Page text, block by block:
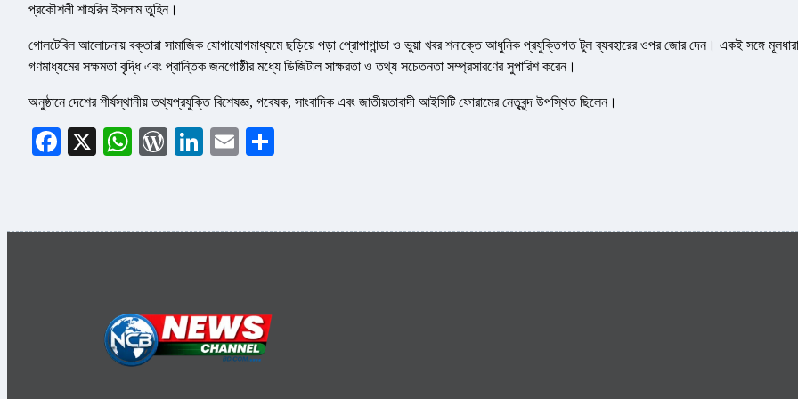
প্রকৌশলী শাহরিন ইসলাম তুহিন।
গোলটেবিল আলোচনায় বক্তারা সামাজিক যোগাযোগমাধ্যমে ছড়িয়ে পড়া প্রোপাগান্ডা ও ভুয়া খবর শনাক্তে আধুনিক প্রযুক্তিগত টুল ব্যবহারের ওপর জোর দেন। একই সঙ্গে
গণমাধ্যমের সক্ষমতা বৃদ্ধি এবং প্রান্তিক জনগোষ্ঠীর মধ্যে ডিজিটাল সাক্ষরতা ও তথ্য সচেতনতা সম্প্রসারণের সুপারিশ করেন।
অনুষ্ঠানে দেশের শীর্ষস্থানীয় তথ্যপ্রযুক্তি বিশেষজ্ঞ, গবেষক, সাংবাদিক এবং জাতীয়তাবাদী আইসিটি ফোরামের নেতৃবৃন্দ উপস্থিত ছিলেন।
Facebook
X WhatsApp
WordPress
LinkedIn
Email